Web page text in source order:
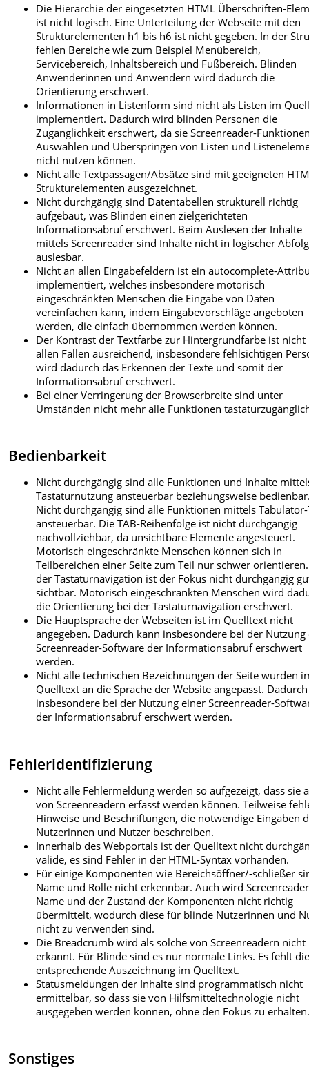
Die Hierarchie der eingesetzten HTML Überschriften-
ist nicht logisch. Eine Unterteilung der Webseite mit den
Strukturelementen h1 bis h6 ist nicht gegeben. In der
fehlen Bereiche wie zum Beispiel Menübereich,
Servicebereich, Inhaltsbereich und Fußbereich. Blinden
Anwenderinnen und Anwendern wird dadurch die
Orientierung erschwert.
Informationen in Listenform sind nicht als Listen im
implementiert. Dadurch wird blinden Personen die
Zugänglichkeit erschwert, da sie Screenreader-
Auswählen und Überspringen von Listen und
nicht nutzen können.
Nicht alle Textpassagen/Absätze sind mit geeigneten
Strukturelementen ausgezeichnet.
Nicht durchgängig sind Datentabellen strukturell richtig
aufgebaut, was Blinden einen zielgerichteten
Informationsabruf erschwert. Beim Auslesen der Inhalte
mittels Screenreader sind Inhalte nicht in logischer
auslesbar.
Nicht an allen Eingabefeldern ist ein autocomplete-
implementiert, welches insbesondere motorisch
eingeschränkten Menschen die Eingabe von Daten
vereinfachen kann, indem Eingabevorschläge angeboten
werden, die einfach übernommen werden können.
Der Kontrast der Textfarbe zur Hintergrundfarbe ist nicht
allen Fällen ausreichend, insbesondere fehlsichtigen
wird dadurch das Erkennen der Texte und somit der
Informationsabruf erschwert.
Bei einer Verringerung der Browserbreite sind unter
Umständen nicht mehr alle Funktionen
Bedienbarkeit
Nicht durchgängig sind alle Funktionen und Inhalte
Tastaturnutzung ansteuerbar beziehungsweise
Nicht durchgängig sind alle Funktionen mittels Tabulator-
ansteuerbar. Die TAB-Reihenfolge ist nicht durchgängig
nachvollziehbar, da unsichtbare Elemente angesteuert.
Motorisch eingeschränkte Menschen können sich in
Teilbereichen einer Seite zum Teil nur schwer
der Tastaturnavigation ist der Fokus nicht durchgängig
sichtbar. Motorisch eingeschränkten Menschen wird
die Orientierung bei der Tastaturnavigation erschwert.
Die Hauptsprache der Webseiten ist im Quelltext nicht
angegeben. Dadurch kann insbesondere bei der Nutzung
Screenreader-Software der Informationsabruf erschwert
werden.
Nicht alle technischen Bezeichnungen der Seite wurden
Quelltext an die Sprache der Website angepasst.
insbesondere bei der Nutzung einer Screenreader-
der Informationsabruf erschwert werden.
Fehleridentifizierung
Nicht alle Fehlermeldung werden so aufgezeigt, dass sie
von Screenreadern erfasst werden können. Teilweise
Hinweise und Beschriftungen, die notwendige Eingaben
Nutzerinnen und Nutzer beschreiben.
Innerhalb des Webportals ist der Quelltext nicht
valide, es sind Fehler in der HTML-Syntax vorhanden.
Für einige Komponenten wie Bereichsöffner/-schließer
Name und Rolle nicht erkennbar. Auch wird
Name und der Zustand der Komponenten nicht richtig
übermittelt, wodurch diese für blinde Nutzerinnen und
nicht zu verwenden sind.
Die Breadcrumb wird als solche von Screenreadern nicht
erkannt. Für Blinde sind es nur normale Links. Es fehlt
entsprechende Auszeichnung im Quelltext.
Statusmeldungen der Inhalte sind programmatisch nicht
ermittelbar, so dass sie von Hilfsmitteltechnologie nicht
ausgegeben werden können, ohne den Fokus zu
Sonstiges